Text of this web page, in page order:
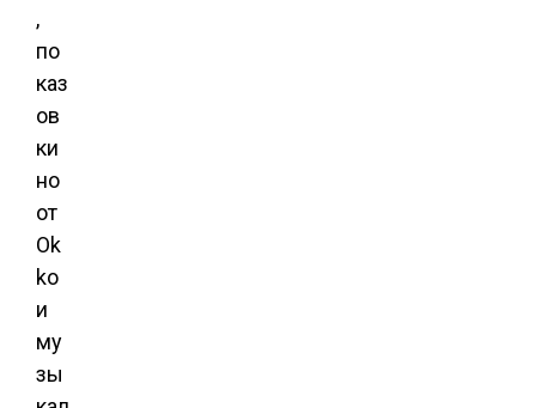
,
по
каз
ов
ки
но
от
Ok
ko
и
му
зы